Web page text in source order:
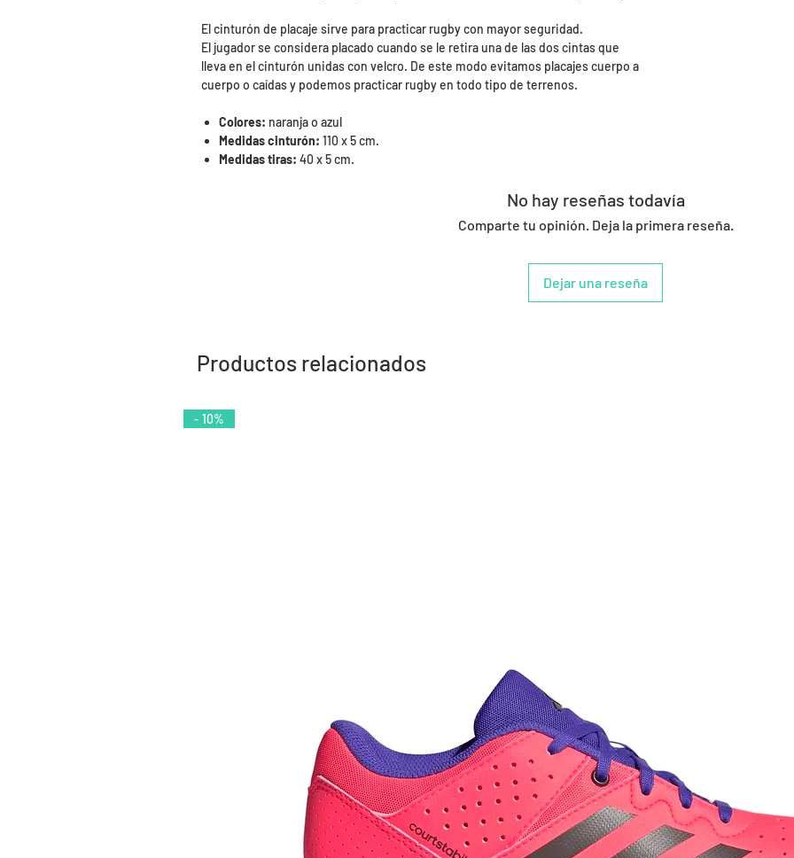
El cinturón de placaje sirve para practicar rugby con mayor seguridad.
El jugador se considera placado cuando se le retira una de las dos cintas que
lleva en el cinturón unidas con velcro. De este modo evitamos placajes cuerpo a
cuerpo o caídas y podemos practicar rugby en todo tipo de terrenos.
Colores: naranja o azul
Medidas cinturón: 110 x 5 cm.
Medidas tiras: 40 x 5 cm.
No hay reseñas todavía
Comparte tu opinión. Deja la primera reseña.
Dejar una reseña
Productos relacionados
- 10%